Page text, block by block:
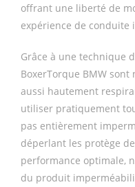
offrant une liberté de
expérience de conduite
Grâce à une technique
BoxerTorque BMW
aussi hautement
utiliser pratiquement
pas entièrement
déperlant les protège
performance optimale,
du produit